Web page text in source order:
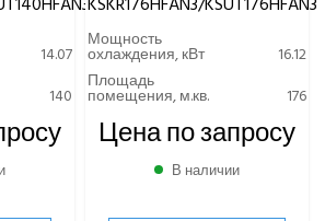
14.07
140
Мощность
охлаждения, кВт
16.12
Площадь
помещения, м.кв. 176
Цена по запросу
В наличии